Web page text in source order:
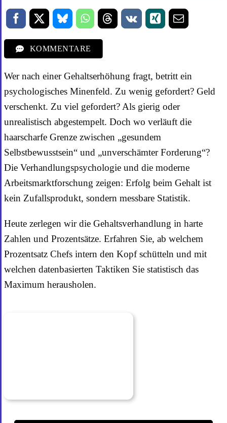
KOMMENTARE
Wer nach einer Gehaltserhöhung fragt, betritt ein
psychologisches Minenfeld. Zu wenig gefordert? Geld
verschenkt. Zu viel gefordert? Als gierig oder
unrealistisch abgestempelt. Doch wo verläuft die
haarscharfe Grenze zwischen „gesundem
Selbstbewusstsein“ und „unverschämter Forderung“?
Die Verhandlungspsychologie und die moderne
Arbeitsmarktforschung zeigen: Erfolg beim Gehalt ist
kein Zufallsprodukt, sondern messbare Statistik.
Heute zerlegen wir die Gehaltsverhandlung in harte
Zahlen und Prozentsätze. Erfahren Sie, ab welchem
Prozentsatz Chefs intern den Kopf schütteln und mit
welchen datenbasierten Taktiken Sie statistisch das
Maximum herausholen.